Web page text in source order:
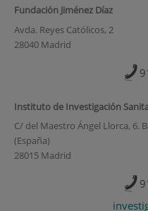
Fundación Jiménez Díaz
Avda. Reyes Católicos, 2
28040 Madrid
Instituto de Investigación
C/ del Maestro Ángel Llorca, 6.
(España)
28015 Madrid